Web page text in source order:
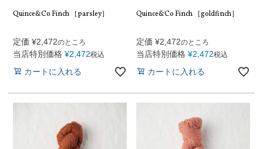
Quince&Co Finch ［parsley］
定価 ¥2,472のところ
当店特別価格 ¥2,472税込
カートに入れる
Quince&Co Finch ［goldfinch］
定価 ¥2,472のところ
当店特別価格 ¥2,472税込
カートに入れる